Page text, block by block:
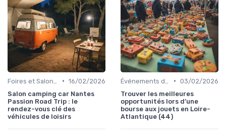
• 16/02/2026
Salon camping car Nantes
Passion Road Trip : le
rendez-vous clé des
véhicules de loisirs
• 03/02/2026
Trouver les meilleures
opportunités lors d’une
bourse aux jouets en Loire-
Atlantique (44)